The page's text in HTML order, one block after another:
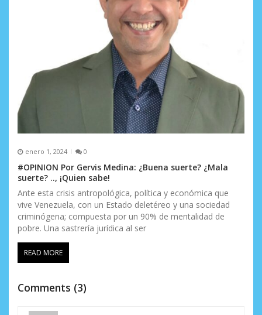
enero 1, 2024 0
#OPINION Por Gervis Medina: ¿Buena suerte? ¿Mala
suerte? .., ¡Quien sabe!
Ante esta crisis antropológica, política y económica que
vive Venezuela, con un Estado deletéreo y una sociedad
criminógena; compuesta por un 90% de mentalidad de
pobre. Una sastrería jurídica al ser
READ MORE
Comments (3)